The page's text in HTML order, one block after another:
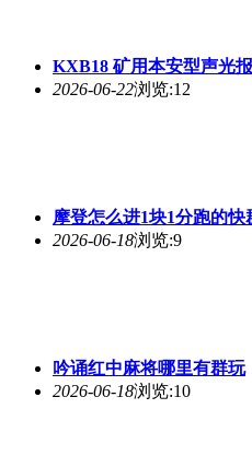
KXB18 矿用本安型声光
2026-06-22浏览:12
摩登怎么进1块1分跑的快
2026-06-18浏览:9
吟诵红中麻将哪里有群玩
2026-06-18浏览:10